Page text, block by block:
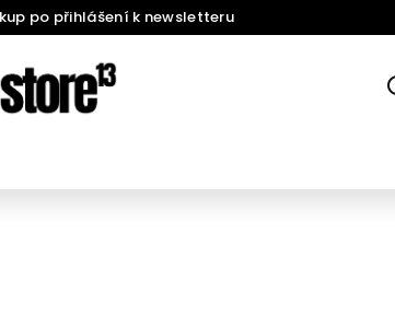
po přihlášení k newsletteru